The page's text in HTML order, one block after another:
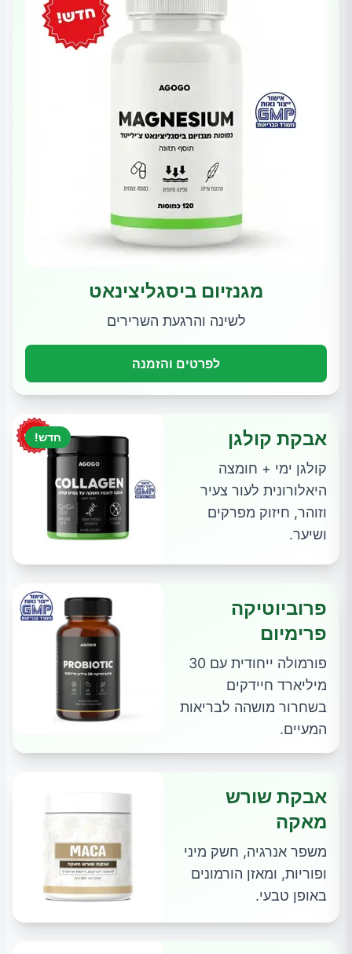
מגנזיום ביסגליצינאט
לשינה והרגעת השרירים
לפרטים והזמנה
חדש! אבקת קולגן
קולגן ימי + חומצה
היאלורונית לעור צעיר
וזוהר, חיזוק מפרקים
ושיער.
פרוביוטיקה
פרימיום
פורמולה ייחודית עם 30
מיליארד חיידקים
בשחרור מושהה לבריאות
המעיים.
אבקת שורש
מאקה
משפר אנרגיה, חשק מיני
ופוריות, ומאזן הורמונים
באופן טבעי.